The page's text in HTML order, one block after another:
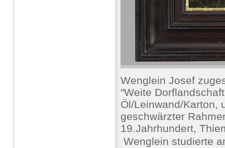
Wenglein Josef
"Weite
Öl/Leinwand/Karton,
geschwärzter
19.Jahrhundert,
 Wenglein studierte